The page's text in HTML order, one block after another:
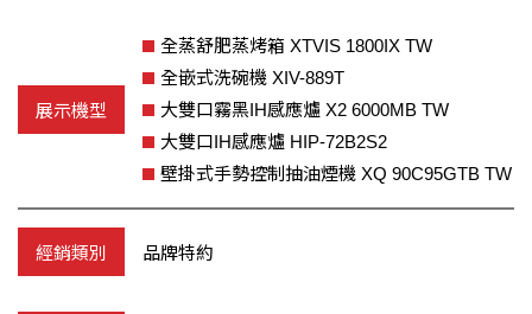
全蒸舒肥蒸烤箱 XTVIS 1800IX TW
全嵌式洗碗機 XIV-889T
大雙口霧黑IH感應爐 X2 6000MB TW
大雙口IH感應爐 HIP-72B2S2
壁掛式手勢控制抽油煙機 XQ 90C95GTB TW
品牌特約